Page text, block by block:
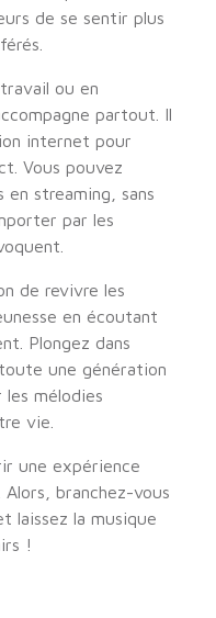
de se sentir plus
ou en
partout. Il
internet pour
Vous pouvez
streaming, sans
par les
de revivre les
en écoutant
Plongez dans
une génération
mélodies
vie.
une expérience
branchez-vous
laissez la musique
!